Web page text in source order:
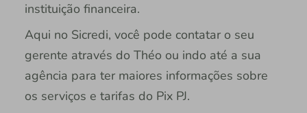
instituição financeira.
Aqui no Sicredi, você pode contatar o seu
gerente através do Théo ou indo até a sua
agência para ter maiores informações sobre
os serviços e tarifas do Pix PJ.